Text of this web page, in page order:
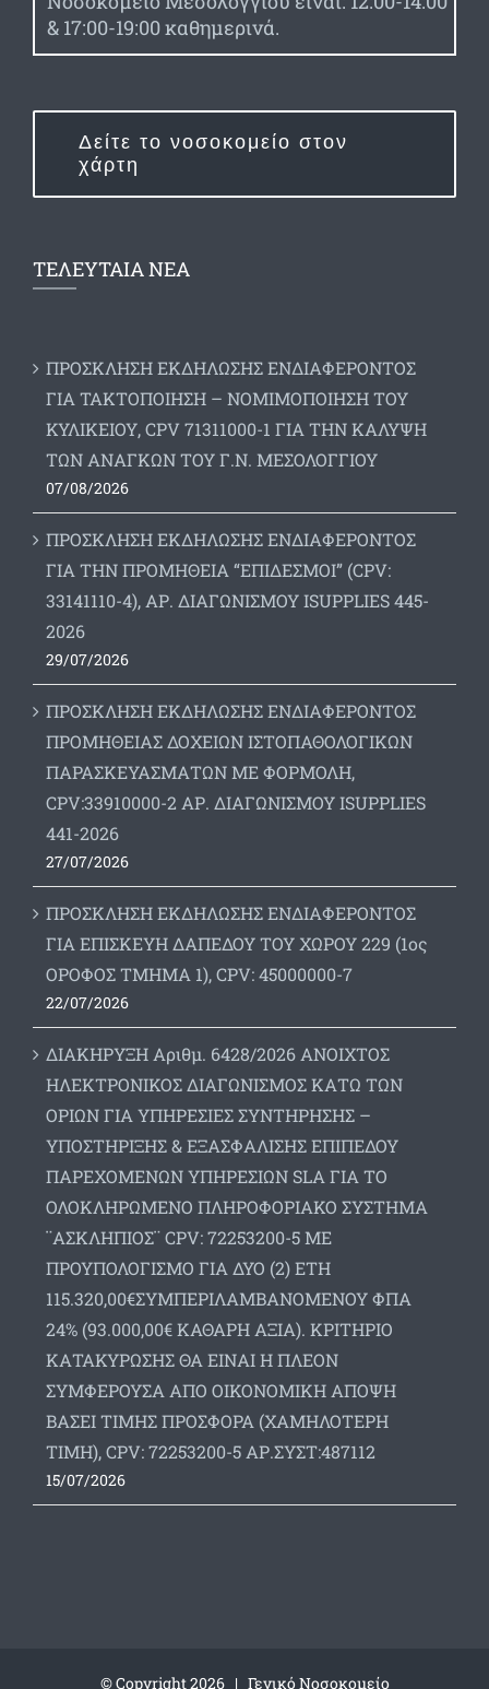
& 17:00-19:00 καθημερινά.
Δείτε το νοσοκομείο στον
χάρτη
ΤΕΛΕΥΤΑΙΑ ΝΕΑ
ΠΡΟΣΚΛΗΣΗ ΕΚΔΗΛΩΣΗΣ ΕΝΔΙΑΦΕΡΟΝΤΟΣ
ΓΙΑ ΤΑΚΤΟΠΟΙΗΣΗ – ΝΟΜΙΜΟΠΟΙΗΣΗ ΤΟΥ
ΚΥΛΙΚΕΙΟΥ, CPV 71311000-1 ΓΙΑ ΤΗΝ ΚΑΛΥΨΗ
ΤΩΝ ΑΝΑΓΚΩΝ ΤΟΥ Γ.Ν. ΜΕΣΟΛΟΓΓΙΟΥ
07/08/2026
ΠΡΟΣΚΛΗΣΗ ΕΚΔΗΛΩΣΗΣ ΕΝΔΙΑΦΕΡΟΝΤΟΣ
ΓΙΑ ΤΗΝ ΠΡΟΜΗΘΕΙΑ “ΕΠΙΔΕΣΜΟΙ” (CPV:
33141110-4), ΑΡ. ΔΙΑΓΩΝΙΣΜΟΥ ISUPPLIES 445-
2026
29/07/2026
ΠΡΟΣΚΛΗΣΗ ΕΚΔΗΛΩΣΗΣ ΕΝΔΙΑΦΕΡΟΝΤΟΣ
ΠΡΟΜΗΘΕΙΑΣ ΔΟΧΕΙΩΝ ΙΣΤΟΠΑΘΟΛΟΓΙΚΩΝ
ΠΑΡΑΣΚΕΥΑΣΜΑΤΩΝ ΜΕ ΦΟΡΜΟΛΗ,
CPV:33910000-2 ΑΡ. ΔΙΑΓΩΝΙΣΜΟΥ ΙSUPPLIES
441-2026
27/07/2026
ΠΡΟΣΚΛΗΣΗ ΕΚΔΗΛΩΣΗΣ ΕΝΔΙΑΦΕΡΟΝΤΟΣ
ΓΙΑ ΕΠΙΣΚΕΥΗ ΔΑΠΕΔΟΥ ΤΟΥ ΧΩΡΟΥ 229 (1ος
ΟΡΟΦΟΣ ΤΜΗΜΑ 1), CPV: 45000000-7
22/07/2026
ΔΙΑΚΗΡΥΞΗ Αριθμ. 6428/2026 ΑΝΟΙΧΤΟΣ
ΗΛΕΚΤΡΟΝΙΚΟΣ ΔΙΑΓΩΝΙΣΜΟΣ ΚΑΤΩ ΤΩΝ
ΟΡΙΩΝ ΓΙΑ ΥΠΗΡΕΣΙΕΣ ΣΥΝΤΗΡΗΣΗΣ –
ΥΠΟΣΤΗΡΙΞΗΣ & ΕΞΑΣΦΑΛΙΣΗΣ ΕΠΙΠΕΔΟΥ
ΠΑΡΕΧΟΜΕΝΩΝ ΥΠΗΡΕΣΙΩΝ SLA ΓΙΑ ΤΟ
ΟΛΟΚΛΗΡΩΜΕΝΟ ΠΛΗΡΟΦΟΡΙΑΚΟ ΣΥΣΤΗΜΑ
¨ΑΣΚΛΗΠΙΟΣ¨ CPV: 72253200-5 ΜΕ
ΠΡΟΥΠΟΛΟΓΙΣΜΟ ΓΙΑ ΔΥΟ (2) ΕΤΗ
115.320,00€ΣΥΜΠΕΡΙΛΑΜΒΑΝΟΜΕΝΟΥ ΦΠΑ
24% (93.000,00€ ΚΑΘΑΡΗ ΑΞΙΑ). ΚΡΙΤΗΡΙΟ
ΚΑΤΑΚΥΡΩΣΗΣ ΘΑ ΕΙΝΑΙ Η ΠΛΕΟΝ
ΣΥΜΦΕΡΟΥΣΑ ΑΠΟ ΟΙΚΟΝΟΜΙΚΗ ΑΠΟΨΗ
ΒΑΣΕΙ ΤΙΜΗΣ ΠΡΟΣΦΟΡΑ (ΧΑΜΗΛΟΤΕΡΗ
ΤΙΜΗ), CPV: 72253200-5 ΑΡ.ΣΥΣΤ:487112
15/07/2026
© Copyright2026 | Γενικό Νοσοκομείο